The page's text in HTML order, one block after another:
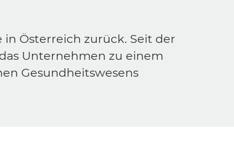
Österreich zurück. Seit der
Unternehmen zu einem
Gesundheitswesens